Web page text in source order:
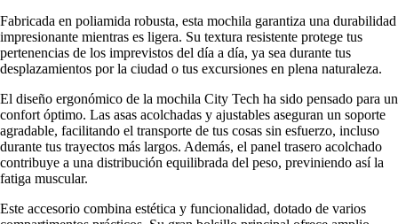
Fabricada en poliamida robusta, esta mochila garantiza una durabilidad
impresionante mientras es ligera. Su textura resistente protege tus
pertenencias de los imprevistos del día a día, ya sea durante tus
desplazamientos por la ciudad o tus excursiones en plena naturaleza.
El diseño ergonómico de la mochila City Tech ha sido pensado para un
confort óptimo. Las asas acolchadas y ajustables aseguran un soporte
agradable, facilitando el transporte de tus cosas sin esfuerzo, incluso
durante tus trayectos más largos. Además, el panel trasero acolchado
contribuye a una distribución equilibrada del peso, previniendo así la
fatiga muscular.
Este accesorio combina estética y funcionalidad, dotado de varios